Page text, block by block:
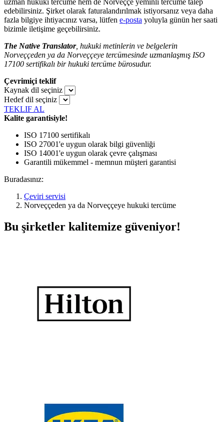
uzman hukuki tercüme hem de Norveççe yeminli tercüme talep
edebilirsiniz. Şirket olarak faturalandırılmak istiyorsanız veya daha
fazla bilgiye ihtiyacınız varsa, lütfen e-posta yoluyla günün her saati
bizimle iletişime geçebilirsiniz.
The Native Translator, hukuki metinlerin ve belgelerin
Norveççeden ya da Norveççeye tercümesinde uzmanlaşmış ISO
17100 sertifikalı bir hukuki tercüme bürosudur.
Çevrimiçi teklif
Kaynak dil seçiniz
Hedef dil seçiniz
TEKLIF AL
Kalite garantisiyle!
ISO 17100 sertifikalı
ISO 27001'e uygun olarak bilgi güvenliği
ISO 14001'e uygun olarak çevre çalışması
Garantili mükemmel - memnun müşteri garantisi
Buradasınız:
Çeviri servisi
Norveççeden ya da Norveççeye hukuki tercüme
Bu şirketler kalitemize güveniyor!